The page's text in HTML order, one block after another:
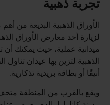
تجربة ذهبية
الأوراق الذهبية البديعة من أهم
لزيارة أحد معارض الأوراق
ميدانية عملية، حيث يمكنك أن
الذهبية لتزين بها عيدان
أنيقًا أو بطاقة بريدية تذكارية.
ويقع بالقرب من المنطقة متحف